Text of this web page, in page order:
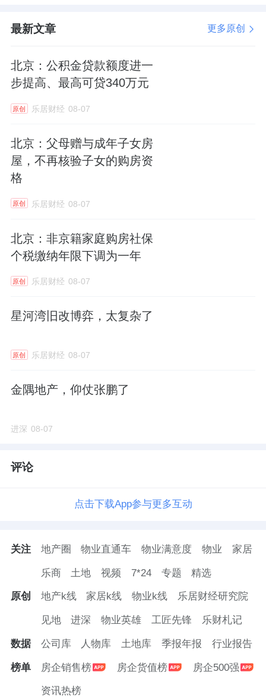
自1929年成立以来，遍布全球40多个国家和地
业标杆。
世家在物业服务上迈入了一个新的高度，为世
家业主带来了更加专业化、个性化、国际化的
生活服务体验。
远见卓谈洞察时代大势
中国经济体制改革研究会副会长、中国（深
圳）综合开发研究院院长樊纲先生为与会来宾
以及地产行业带来了一场趋势与洞见的盛宴
富领袖者及资产配置者提供了宝贵的指导和思
应以长远的眼光，长期主义的坚守，来抵御风
樊纲先生表示，在未来，中小城市人口将会持
市的发展潜力，深圳的科创产业、生活配套将
大总部CBD，同时与华侨城人文住区、深圳湾
豪宅带一脉相承，拥有其无可替代的资产价值
及发展潜力，是坚守长期主义的传世作品及优
质资产。
深湾之巅盛启世家时代
最新文章 更多原创
北京：公积金贷款额度进一
步提高、最高可贷340万元
原创 乐居财经 08-07
北京：父母赠与成年子女房
屋，不再核验子女的购房资
格
原创 乐居财经 08-07
北京：非京籍家庭购房社保
个税缴纳年限下调为一年
原创 乐居财经 08-07
星河湾旧改博弈，太复杂了
原创 乐居财经 08-07
金隅地产，仰仗张鹏了
进深 08-07
评论
点击下载App参与更多互动
关注 地产圈 物业直通车 物业满意度 物业 家居
乐商 土地 视频 7*24 专题 精选
原创 地产k线 家居k线 物业k线 乐居财经研究院
见地 进深 物业英雄 工匠先锋 乐财札记
数据 公司库 人物库 土地库 季报年报 行业报告
榜单 房企销售榜 房企货值榜 房企500强
资讯热榜